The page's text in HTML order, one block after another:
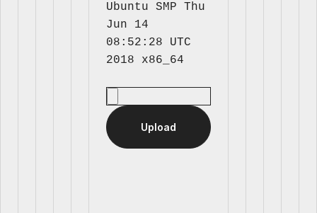
Ubuntu SMP Thu
Jun 14
08:52:28 UTC